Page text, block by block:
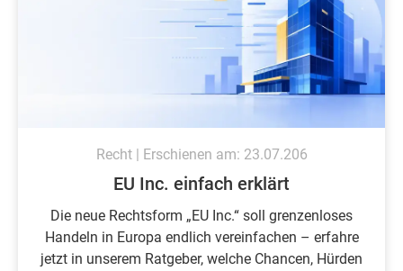
Recht | Erschienen am: 23.07.206
EU Inc. einfach erklärt
Die neue Rechtsform „EU Inc.“ soll grenzenloses
Handeln in Europa endlich vereinfachen – erfahre
jetzt in unserem Ratgeber, welche Chancen, Hürden